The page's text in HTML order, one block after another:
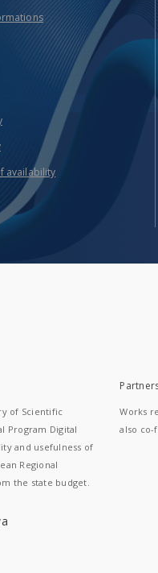
availability
of Scientific
Program Digital
and usefulness of
Regional
the state budget.
Works
also co-